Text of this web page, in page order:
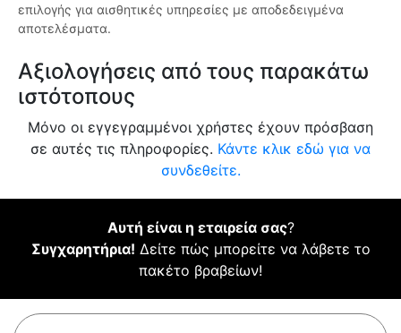
επιλογής για αισθητικές υπηρεσίες με αποδεδειγμένα
αποτελέσματα.
Αξιολογήσεις από τους παρακάτω
ιστότοπους
Μόνο οι εγγεγραμμένοι χρήστες έχουν πρόσβαση
σε αυτές τις πληροφορίες. Κάντε κλικ εδώ για να
συνδεθείτε.
Αυτή είναι η εταιρεία σας?
Συγχαρητήρια! Δείτε πώς μπορείτε να λάβετε το
πακέτο βραβείων!